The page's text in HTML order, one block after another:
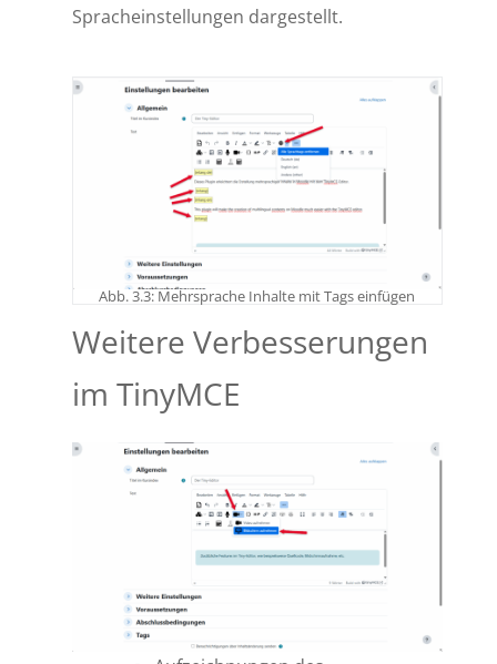
Spracheinstellungen dargestellt.
Abb. 3.3: Mehrsprache Inhalte mit Tags einfügen
Weitere Verbesserungen
im TinyMCE